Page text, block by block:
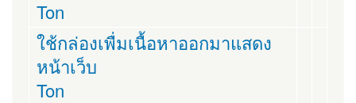
Ton
ใช้กล่องเพื่มเนื้อหาออกมาแสดง
หน้าเว็บ
Ton